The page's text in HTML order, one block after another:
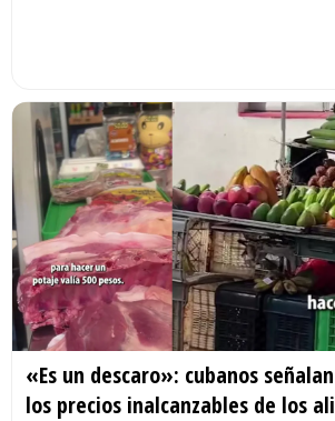
«Es un descaro»: cubanos
los precios inalcanzables de los